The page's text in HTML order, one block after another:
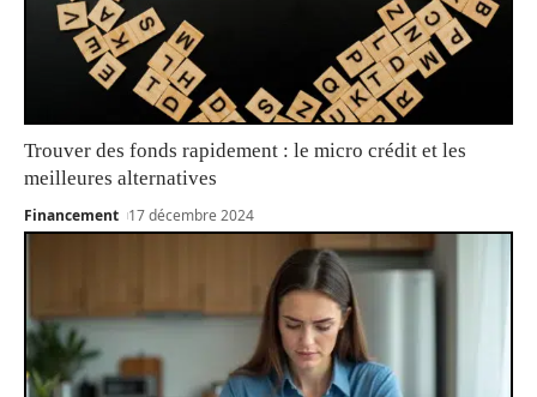
Trouver des fonds rapidement : le micro crédit et les
meilleures alternatives
Financement 17 décembre 2024